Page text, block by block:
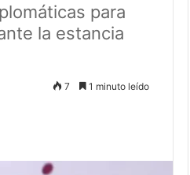
para
la estancia
7 1 minuto leído